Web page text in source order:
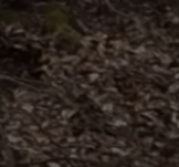
01:30